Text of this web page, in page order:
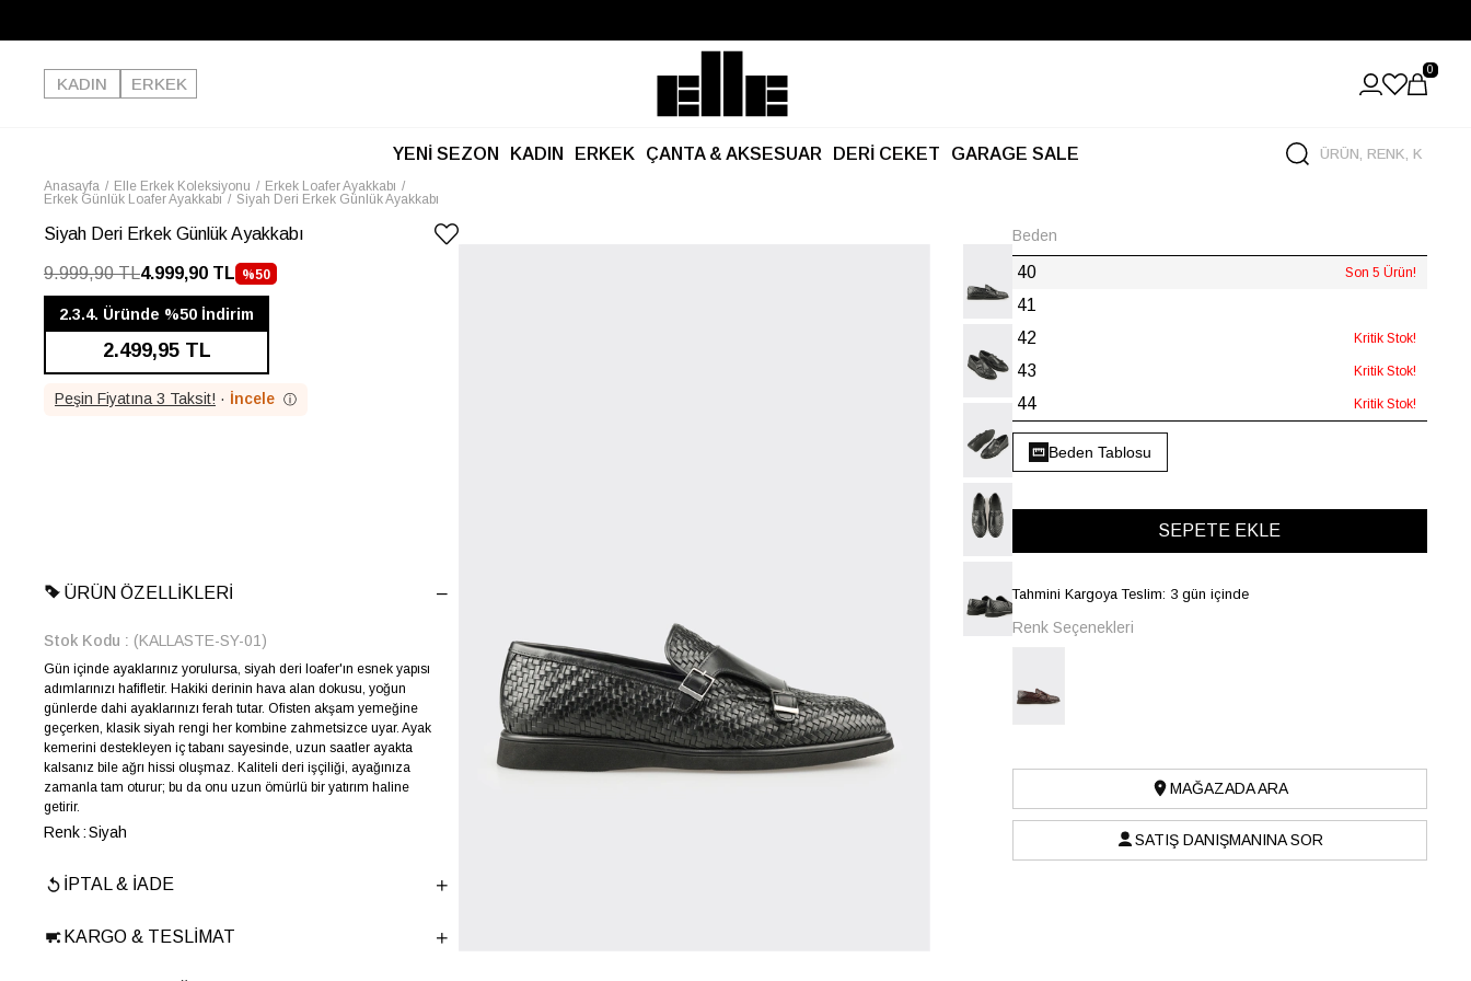
Kargo Ücretsiz!
KADIN
ERKEK
0
YENİ SEZON KADIN ERKEK ÇANTA & AKSESUAR DERİ CEKET GARAGE SALE
Anasayfa Elle Erkek Koleksiyonu
Erkek Loafer Ayakkabı
Erkek Günlük Loafer Ayakkabı
Siyah Deri Erkek Günlük Ayakkabı
Siyah Deri Erkek Günlük Ayakkabı
9.999,90 TL4.999,90 TL %50
İNDIRIM
2.3.4. Üründe %50 İndirim
2.499,95 TL
Peşin Fiyatına 3 Taksit! · İncele ⓘ
ÜRÜN ÖZELLIKLERI
Stok Kodu (KALLASTE-SY-01)
Gün içinde ayaklarınız yorulursa, siyah deri loafer'ın esnek yapısı
adımlarınızı hafifletir. Hakiki derinin hava alan dokusu, yoğun
günlerde dahi ayaklarınızı ferah tutar. Ofisten akşam yemeğine
geçerken, klasik siyah rengi her kombine zahmetsizce uyar. Ayak
kemerini destekleyen iç tabanı sayesinde, uzun saatler ayakta
kalsanız bile ağrı hissi oluşmaz. Kaliteli deri işçiliği, ayağınıza
zamanla tam oturur; bu da onu uzun ömürlü bir yatırım haline
getirir.
Renk Siyah
Marka
ELLE
İPTAL & İADE
KARGO & TESLIMAT
Beden
40 Son 5 Ürün!
41
42
Kritik Stok!
43 Kritik Stok!
44 Kritik Stok!
Beden Tablosu
Tahmini Kargoya Teslim: 3 gün içinde
Renk Seçenekleri
MAĞAZADA ARA
SATIŞ DANIŞMANINA SOR